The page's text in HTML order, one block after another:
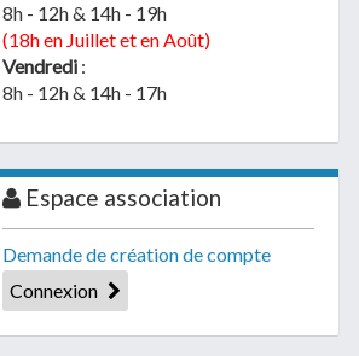
8h - 12h & 14h - 19h
(18h en Juillet et en Août)
Vendredi :
8h - 12h & 14h - 17h
Espace association
Demande de création de compte
Connexion